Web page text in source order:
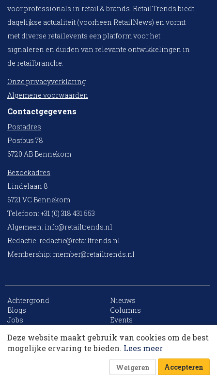
voor professionals in retail & brands. RetailTrends biedt
dagelijkse actualiteit (voorheen RetailNews) en vormt
met diverse retailevents een platform voor het
signaleren en duiden van relevante ontwikkelingen in
de retailbranche.
Onze privacyverklaring
Algemene voorwaarden
Contactgegevens
Postadres
Postbus 78
6720 AB Bennekom
Bezoekadres
Lindelaan 8
6721 VC Bennekom
Telefoon: +31 (0) 318 431 553
Algemeen: info@retailtrends.nl
Redactie: redactie@retailtrends.nl
Membership: member@retailtrends.nl
Achtergrond
Nieuws
Blogs
Columns
Jobs
Events
Archief
Sitemap
Deze website maakt gebruik van cookies om de best
mogelijke ervaring te bieden. Lees meer
Weigeren Accepteren
10 collega’s
Korting op events